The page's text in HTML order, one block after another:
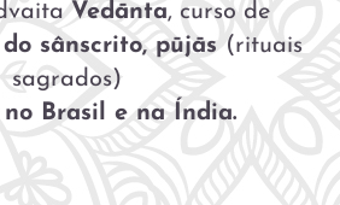
Vedānta, curso de
sânscrito, pūjās (rituais
sagrados)
Brasil e na Índia.